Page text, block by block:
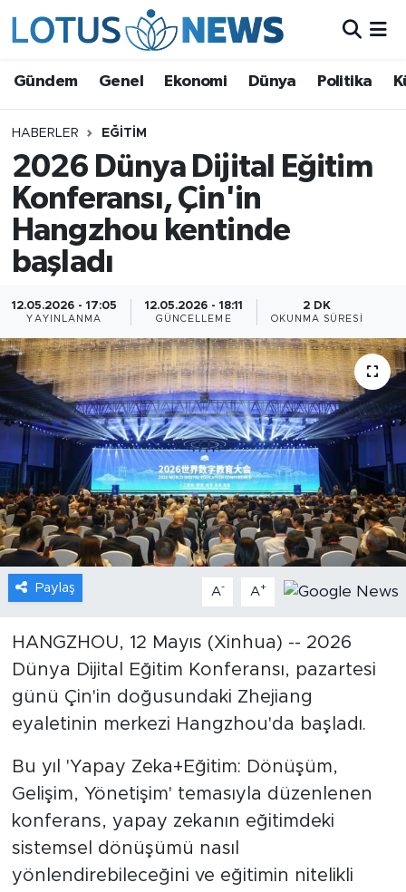
Gündem Genel Ekonomi Dünya Politika
HABERLER EĞITIM
2026 Dünya Dijital Eğitim
Konferansı, Çin'in
Hangzhou kentinde
başladı
12.05.2026 - 17:05
YAYINLANMA
12.05.2026 - 18:11
GÜNCELLEME
2 DK
OKUNMA SÜRESI
Paylaş A- A+
HANGZHOU, 12 Mayıs (Xinhua) -- 2026
Dünya Dijital Eğitim Konferansı, pazartesi
günü Çin'in doğusundaki Zhejiang
eyaletinin merkezi Hangzhou'da başladı.
Bu yıl 'Yapay Zeka+Eğitim: Dönüşüm,
Gelişim, Yönetişim' temasıyla düzenlenen
konferans, yapay zekanın eğitimdeki
sistemsel dönüşümü nasıl
yönlendirebileceğini ve eğitimin nitelikli
Ekonomi
Dünya
Politika
Kültür - Sanat ve Tarih
Yaşam
Bilim ve Teknoloji
Çin Fuarları
Gündem
Video
Sağlık
Foto Haber
Xinhua Türkiye
Seyahat